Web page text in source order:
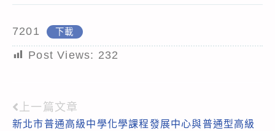
7201 下載
Post Views: 232
Read
上一篇文章
新北市普通高級中學化學課程發展中心與普通型高級